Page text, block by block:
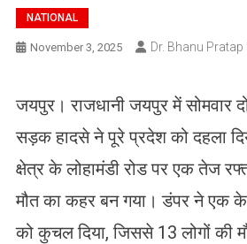
NATIONAL
November 3, 2025 Dr. Bhanu Pratap
जयपुर। राजधानी जयपुर में सोमवार
सड़क हादसे ने पूरे प्रदेश को दहला
क्षेत्र के लोहामंडी रोड पर एक तेज
मौत का कहर बन गया। डंपर ने एक के
को कुचल दिया, जिससे 13 लोगों की